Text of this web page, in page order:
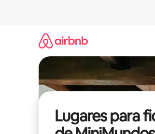
Lugares para